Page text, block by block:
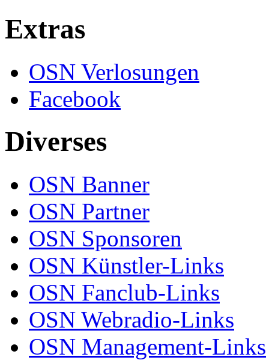
Extras
OSN Verlosungen
Facebook
Diverses
OSN Banner
OSN Partner
OSN Sponsoren
OSN Künstler-Links
OSN Fanclub-Links
OSN Webradio-Links
OSN Management-Links